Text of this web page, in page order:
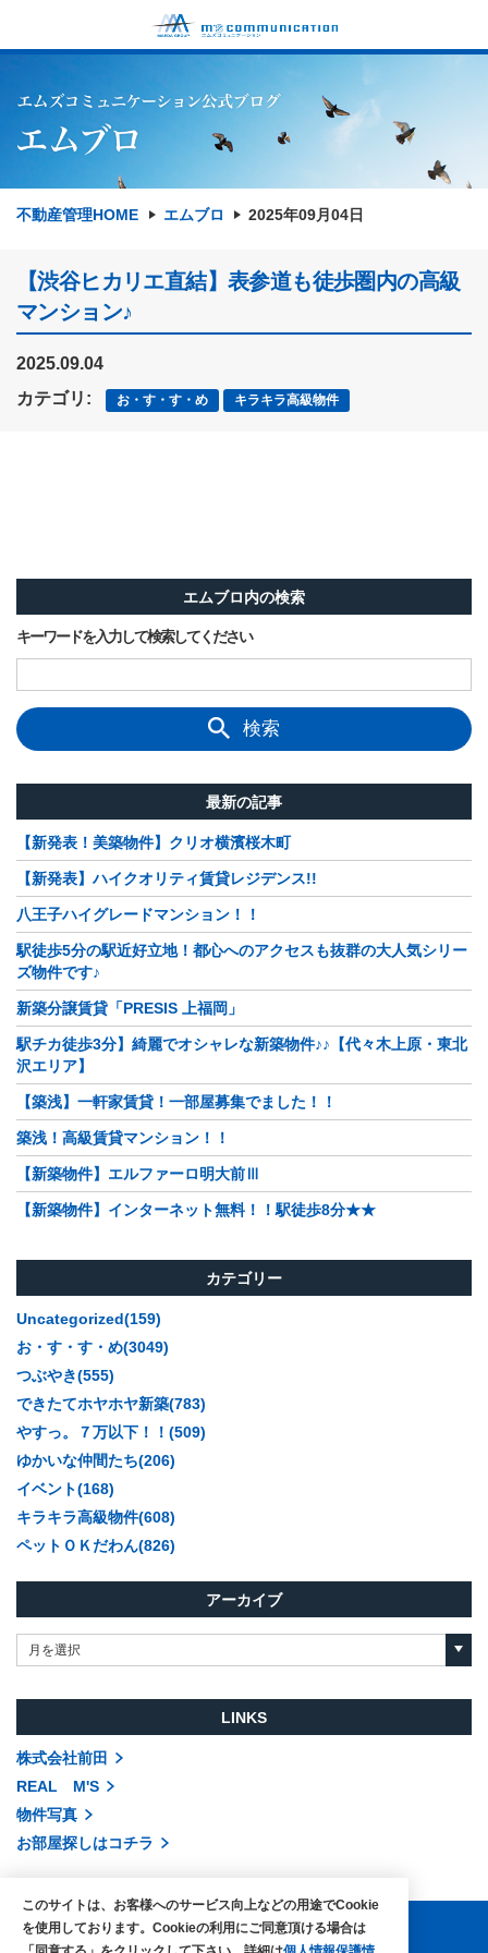
不動産管理HOME エムブロ 2025年09月04日
【渋谷ヒカリエ直結】表参道も徒歩圏内の高級
マンション♪
2025.09.04
カテゴリ:
お・す・す・め キラキラ高級物件
エムブロ内の検索
キーワードを入力して検索してください
検索
最新の記事
【新発表！美築物件】クリオ横濱桜木町
【新発表】ハイクオリティ賃貸レジデンス!!
八王子ハイグレードマンション！！
駅徒歩5分の駅近好立地！都心へのアクセスも抜群の大人気シリー
ズ物件です♪
新築分譲賃貸「PRESIS 上福岡」
駅チカ徒歩3分】綺麗でオシャレな新築物件♪♪【代々木上原・東北
沢エリア】
【築浅】一軒家賃貸！一部屋募集でました！！
築浅！高級賃貸マンション！！
【新築物件】エルファーロ明大前Ⅲ
【新築物件】インターネット無料！！駅徒歩8分★★
カテゴリー
Uncategorized(159)
お・す・す・め(3049)
つぶやき(555)
できたてホヤホヤ新築(783)
やすっ。７万以下！！(509)
ゆかいな仲間たち(206)
イベント(168)
キラキラ高級物件(608)
ペットＯＫだわん(826)
アーカイブ
月を選択
LINKS
株式会社前田
REAL M'S
物件写真
お部屋探しはコチラ
このサイトは、お客様へのサービス向上などの用途でCookie
を使用しております。Cookieの利用にご同意頂ける場合は